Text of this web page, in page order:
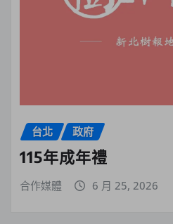
台北 政府
115年成年禮
合作媒體 6 月 25, 2026